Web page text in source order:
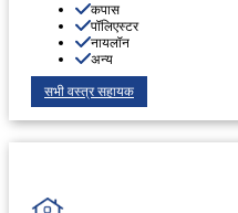
कपास
पॉलिएस्टर
नायलॉन
अन्य
सभी वस्त्र सहायक